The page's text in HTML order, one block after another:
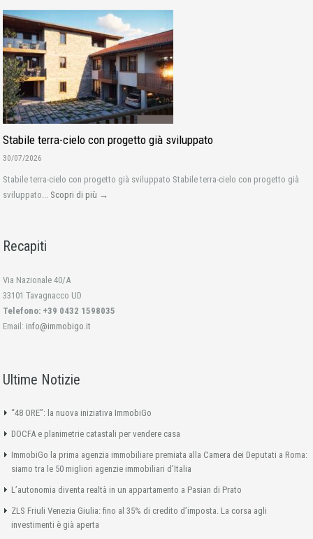
Stabile terra-cielo con progetto già sviluppato
30/07/2026
Stabile terra-cielo con progetto già sviluppato Stabile terra-cielo con progetto già
sviluppato... Scopri di più →
Recapiti
Via Nazionale 40/A
33101 Tavagnacco UD
Telefono: +39 0432 1598035
Email: info@immobigo.it
Ultime Notizie
“48 ORE”: la nuova iniziativa ImmobiGo
DOCFA e planimetrie catastali per vendere casa
ImmobiGo la prima agenzia immobiliare premiata alla Camera dei Deputati a Roma:
siamo tra le 50 migliori agenzie immobiliari d’Italia
L’autonomia diventa realtà in un appartamento a Pasian di Prato
ZLS Friuli Venezia Giulia: fino al 35% di credito d’imposta. La corsa agli
investimenti è già aperta